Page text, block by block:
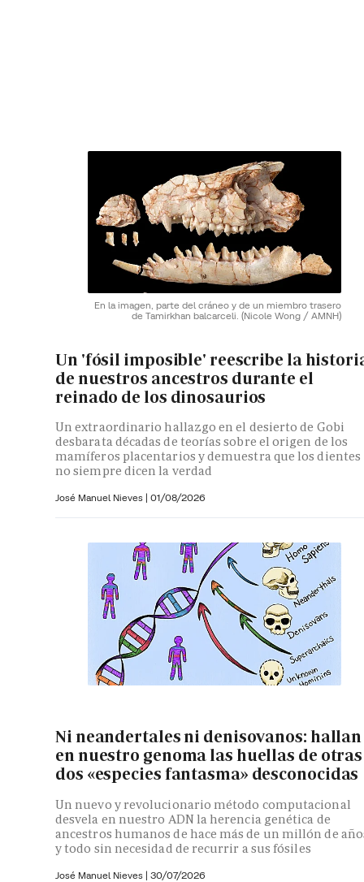
En la imagen, parte del cráneo y de un miembro trasero
de Tamirkhan balcarceli. (Nicole Wong / AMNH)
Un 'fósil imposible' reescribe la
de nuestros ancestros durante el
reinado de los dinosaurios
Un extraordinario hallazgo en el desierto de Gobi
desbarata décadas de teorías sobre el origen de los
mamíferos placentarios y demuestra que los dientes
no siempre dicen la verdad
José Manuel Nieves | 01/08/2026
Ni neandertales ni denisovanos: hallan
en nuestro genoma las huellas de otras
dos «especies fantasma» desconocidas
Un nuevo y revolucionario método computacional
desvela en nuestro ADN la herencia genética de
ancestros humanos de hace más de un millón de
y todo sin necesidad de recurrir a sus fósiles
José Manuel Nieves | 30/07/2026